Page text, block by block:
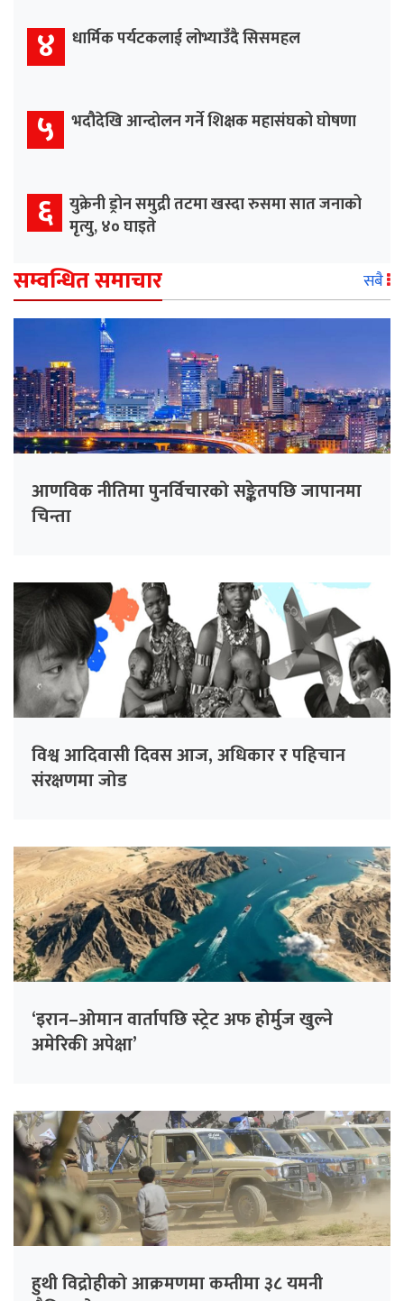
४ धार्मिक पर्यटकलाई लोभ्याउँदै सिसमहल
५ भदौदेखि आन्दोलन गर्ने शिक्षक महासंघको घोषणा
६ युक्रेनी ड्रोन समुद्री तटमा खस्दा रुसमा सात जनाको
मृत्यु, ४० घाइते
सम्वन्धित समाचार सबै
आणविक नीतिमा पुनर्विचारको सङ्केतपछि जापानमा
चिन्ता
विश्व आदिवासी दिवस आज, अधिकार र पहिचान
संरक्षणमा जोड
‘इरान–ओमान वार्तापछि स्ट्रेट अफ होर्मुज खुल्ने
अमेरिकी अपेक्षा’
हुथी विद्रोहीको आक्रमणमा कम्तीमा ३८ यमनी